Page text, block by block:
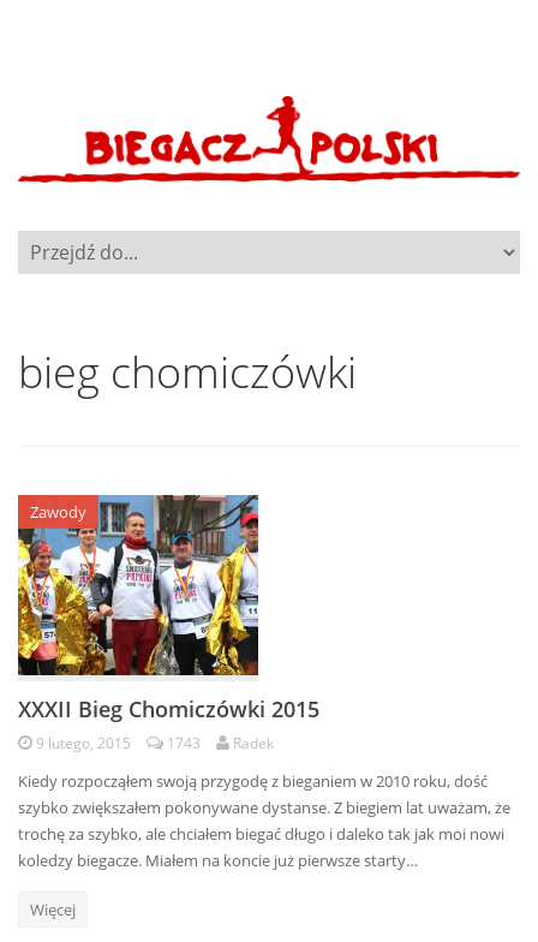
bieg chomiczówki
Zawody
XXXII Bieg Chomiczówki 2015
9 lutego, 2015 1743 Radek
Kiedy rozpocząłem swoją przygodę z bieganiem w 2010 roku, dość
szybko zwiększałem pokonywane dystanse. Z biegiem lat uważam, że
trochę za szybko, ale chciałem biegać długo i daleko tak jak moi nowi
koledzy biegacze. Miałem na koncie już pierwsze starty…
Więcej